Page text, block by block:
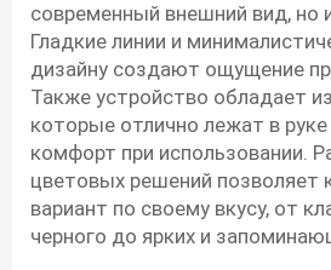
современный внешний вид, но
Гладкие линии и
дизайну создают ощущение
Также устройство обладает
которые отлично лежат в
комфорт при использовании.
цветовых решений
вариант по своему вкусу, от
черного до ярких и